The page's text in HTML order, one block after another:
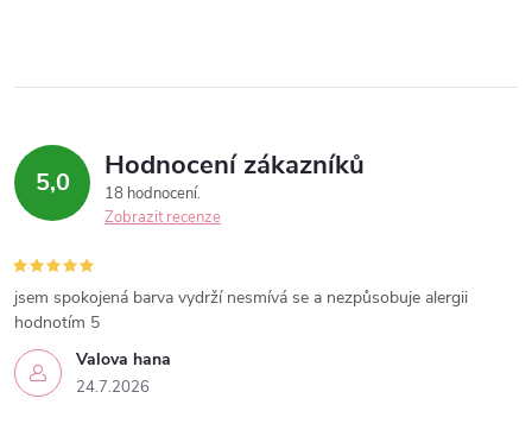
5,0 Hodnocení zákazníků
18 hodnocení
Zobrazit recenze
Valova hana
24.7.2026
jsem spokojená barva vydrží nesmívá se a nezpůsobuje alergii
hodnotím 5